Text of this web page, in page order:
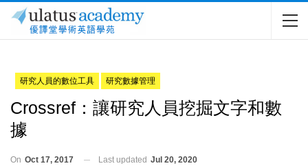
研究人員的數位工具 研究數據管理
Crossref：讓研究人員挖掘文字和數
據
On Oct 17, 2017 Last updated Jul 20, 2020